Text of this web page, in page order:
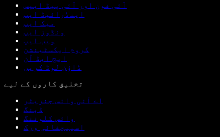
آئی فون اور آئی پیڈ ایپس
اینڈرائیڈ ایپ
میک ایپ
ونڈوز ایپ
ویب ایپ
کروم ایکسٹینشن
ایج ایڈ آن
ڈاؤن لوڈ کریں
تخلیق کاروں کے لیے
اے آئی وائس جنریٹر
ڈبنگ
وائس کلوننگ
اسپیچفائی ورک